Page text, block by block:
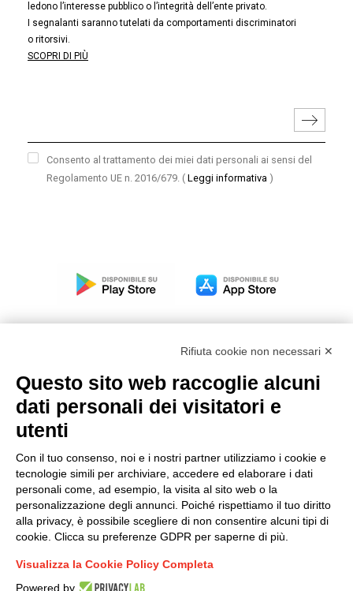
ledono l’interesse pubblico o l’integrità dell’ente privato.
I segnalanti saranno tutelati da comportamenti discriminatori
o ritorsivi.
SCOPRI DI PIÙ
Consento al trattamento dei miei dati personali ai sensi del
Regolamento UE n. 2016/679. ( Leggi informativa )
LINKEDIN YOUTUBE
Modello organizzativo, gestione e controllo – D. lgs.
231/2001
Condizioni generali di vendita DKC Power Solutions
Condizioni generali di acquisto
Codice etico
Rifiuta cookie non necessari ✕
Questo sito web raccoglie alcuni
dati personali dei visitatori e
utenti
Con il tuo consenso, noi e i nostri partner utilizziamo i cookie e
tecnologie simili per archiviare, accedere ed elaborare i dati
personali come, ad esempio, la visita al sito web o la
personalizzazione degli annunci. Poiché rispettiamo il tuo diritto
alla privacy, è possibile scegliere di non consentire alcuni tipi di
cookie. Clicca su preferenze GDPR per saperne di più.
Visualizza la Cookie Policy Completa
Powered by